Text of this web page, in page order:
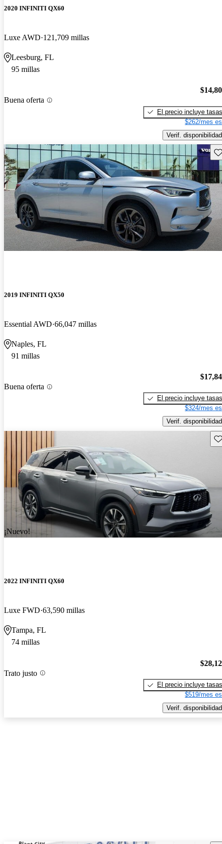
2020 INFINITI QX60
Luxe AWD 121,709 millas
Leesburg, FL
95 millas
Buena oferta
El precio incluye tasas
$262/mes
Verif. disponibilidad
2019 INFINITI QX50
Essential AWD 66,047 millas
Naples, FL
91 millas
Buena oferta
El precio incluye tasas
$324/mes
Verif. disponibilidad
¡Nuevo!
2022 INFINITI QX60
Luxe FWD 63,590 millas
Tampa, FL
74 millas
Trato justo
El precio incluye tasas
$519/mes
Verif. disponibilidad